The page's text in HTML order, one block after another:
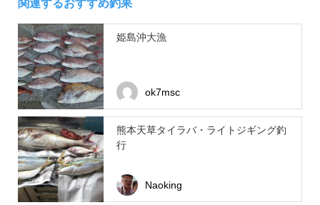
姫島沖大漁
ok7msc
熊本天草タイラバ・ライトジギング釣
行
Naoking